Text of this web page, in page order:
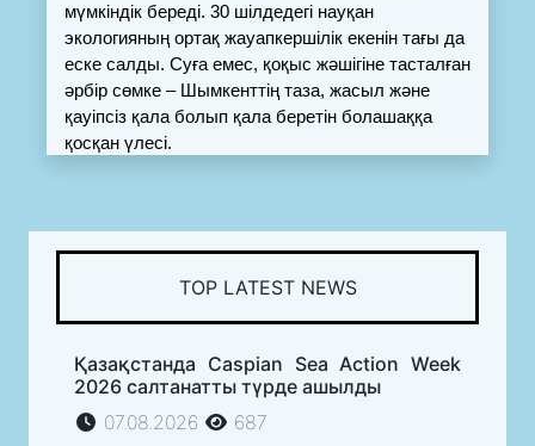
мүмкіндік береді. 30 шілдедегі науқан
экологияның ортақ жауапкершілік екенін тағы да
еске салды. Суға емес, қоқыс жәшігіне тасталған
әрбір сөмке – Шымкенттің таза, жасыл және
қауіпсіз қала болып қала беретін болашаққа
қосқан үлесі.
TOP LATEST NEWS
Қазақстанда Caspian Sea Action Week
2026 салтанатты түрде ашылды
07.08.2026
687